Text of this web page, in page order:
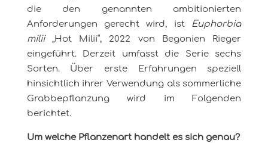
die den genannten ambitionierten
Anforderungen gerecht wird, ist Euphorbia
milii„Hot Milii“, 2022 von Begonien Rieger
eingeführt. Derzeit umfasst die Serie sechs
Sorten. Über erste Erfahrungen speziell
hinsichtlich ihrer Verwendung als sommerliche
Grabbepflanzung wird im Folgenden
berichtet.
Um welche Pflanzenart handelt es sich genau?